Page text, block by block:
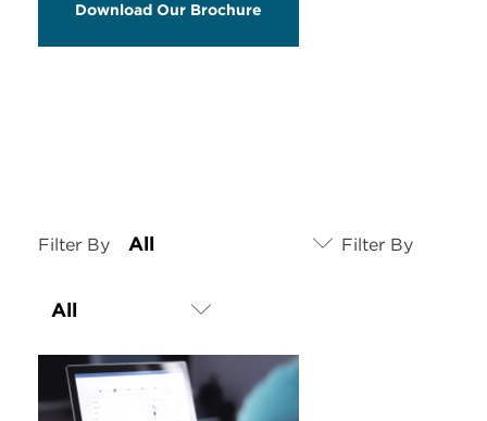
Download Our Brochure
Filter By Filter By